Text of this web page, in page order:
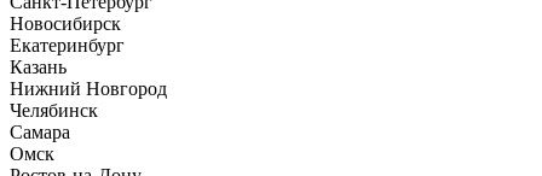
Новосибирск
Екатеринбург
Казань
Нижний Новгород
Челябинск
Самара
Омск